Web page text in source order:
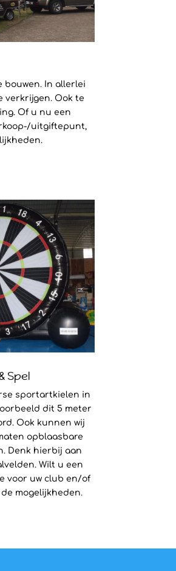
bouwen. In allerlei
verkrijgen. Ook te
Of u nu een
uitgiftepunt,
Spel
sportartkielen in
dit 5 meter
Ook kunnen wij
opblaasbare
Denk hierbij aan
Wilt u een
voor uw club en/of
mogelijkheden.